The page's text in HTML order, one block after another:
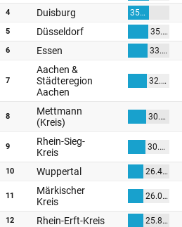
4 Duisburg 35.579
5 Düsseldorf 35.254
6 Essen 33.174
7
Aachen &
Städteregion
Aachen
32.891
8
Mettmann
(Kreis)
30.689
9
Rhein-Sieg-
Kreis
30.128
10 Wuppertal 26.437
11
Märkischer
Kreis
26.077
12 Rhein-Erft-Kreis 25.868